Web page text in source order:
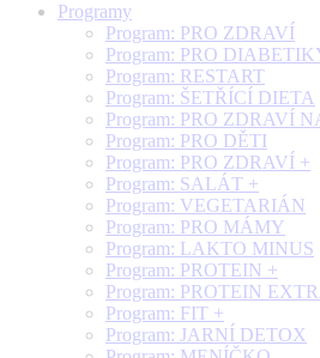
Programy
Program: PRO ZDRAVÍ
Program: PRO
Program: RESTART
Program: ŠETŘÍCÍ DIETA
Program: PRO ZDRAVÍ
Program: PRO DĚTI
Program: PRO ZDRAVÍ +
Program: SALÁT +
Program: VEGETARIÁN
Program: PRO MÁMY
Program: LAKTO MINUS
Program: PROTEIN +
Program: PROTEIN
Program: FIT +
Program: JARNÍ DETOX